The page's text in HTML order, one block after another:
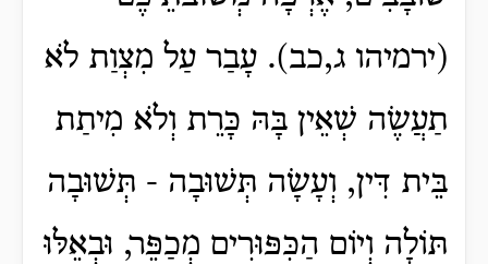
(ירמיהו ג,כב). עָבַר עַל מִצְוַת לֹא
תַעֲשֶׂה שְׁאֵין בָּהּ כָּרֵת וְלֹא מִיתַת
בֵּית דִּין, וְעָשָׂה תְּשׁוּבָה - תְּשׁוּבָה
תּוֹלָה וְיוֹם הַכִּפּוּרִים מְכַפֵּר, וּבְאֵלּוּ